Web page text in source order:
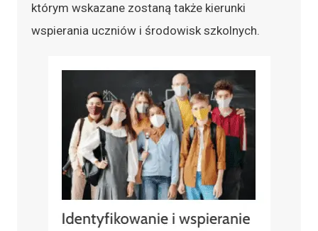
którym wskazane zostaną także kierunki
wspierania uczniów i środowisk szkolnych.